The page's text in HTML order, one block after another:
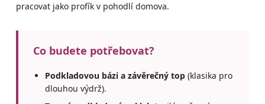
pracovat jako profík v pohodlí domova.
Co budete potřebovat?
Podkladovou bázi a závěrečný top (klasika pro
dlouhou výdrž).